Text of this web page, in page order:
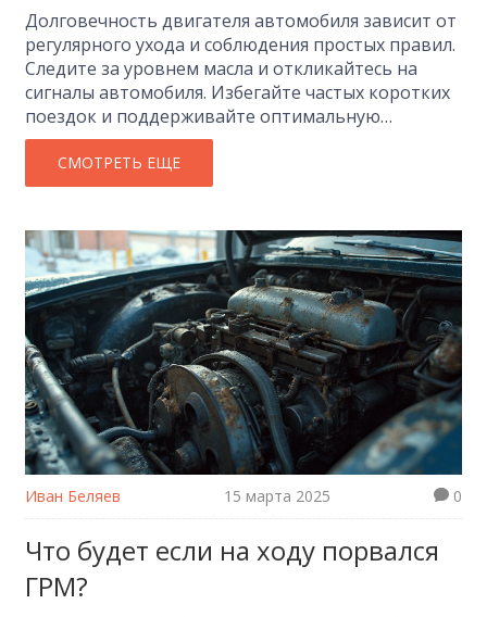
Долговечность двигателя автомобиля зависит от
регулярного ухода и соблюдения простых правил.
Следите за уровнем масла и откликайтесь на
сигналы автомобиля. Избегайте частых коротких
поездок и поддерживайте оптимальную
температуру работы двигателя. Проверяйте
герметичность и своевременно меняйте
изношенные детали. Всё это поможет увеличить
СМОТРЕТЬ ЕЩЕ
Иван Беляев 15 марта 2025 0
Что будет если на ходу порвался
ГРМ?